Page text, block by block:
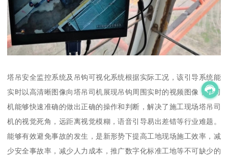
塔吊安全监控系统及吊钩可视化系统根据实际工况，该引导系统能
实时以高清晰图像向塔吊司机展现吊钩周围实时的视频图像，使司
机能够快速准确的做出正确的操作和判断，解决了施工现场塔吊司
机的视觉死角，远距离视觉模糊，语音引导易出差错等行业难题。
能够有效避免事故的发生，是新形势下提高工地现场施工效率，减
少安全事故率，减少人力成本，推广数字化标准工地等不可缺少的